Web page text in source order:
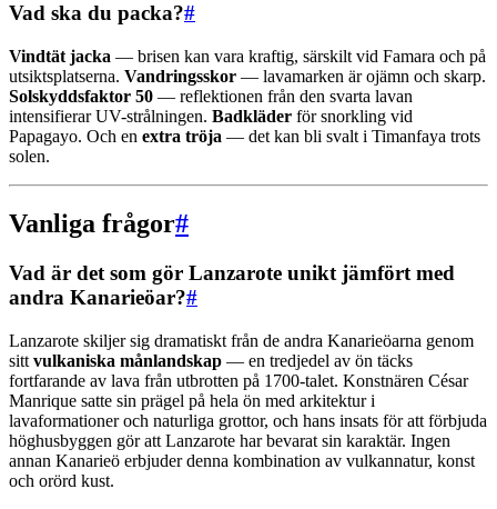
Vad ska du packa?#
Vindtät jacka — brisen kan vara kraftig, särskilt vid Famara och på
utsiktsplatserna. Vandringsskor — lavamarken är ojämn och skarp.
Solskyddsfaktor 50 — reflektionen från den svarta lavan
intensifierar UV-strålningen. Badkläder för snorkling vid
Papagayo. Och en extra tröja — det kan bli svalt i Timanfaya trots
solen.
Vanliga frågor#
Vad är det som gör Lanzarote unikt jämfört med
andra Kanarieöar?#
Lanzarote skiljer sig dramatiskt från de andra Kanarieöarna genom
sitt vulkaniska månlandskap — en tredjedel av ön täcks
fortfarande av lava från utbrotten på 1700-talet. Konstnären César
Manrique satte sin prägel på hela ön med arkitektur i
lavaformationer och naturliga grottor, och hans insats för att förbjuda
höghusbyggen gör att Lanzarote har bevarat sin karaktär. Ingen
annan Kanarieö erbjuder denna kombination av vulkannatur, konst
och orörd kust.